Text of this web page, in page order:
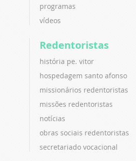
programas
vídeos
Redentoristas
história pe. vitor
hospedagem santo afonso
missionários redentoristas
missões redentoristas
notícias
obras sociais redentoristas
secretariado vocacional